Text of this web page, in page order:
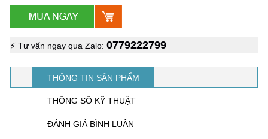
⚡ Tư vấn ngay qua Zalo: 0779222799
THÔNG TIN SẢN PHẨM
THÔNG SỐ KỸ THUẬT
ĐÁNH GIÁ BÌNH LUẬN